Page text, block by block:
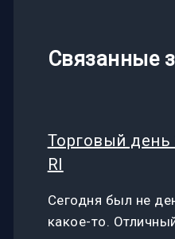
Связанные
Торговый день
RI
Сегодня был не
какое-то.